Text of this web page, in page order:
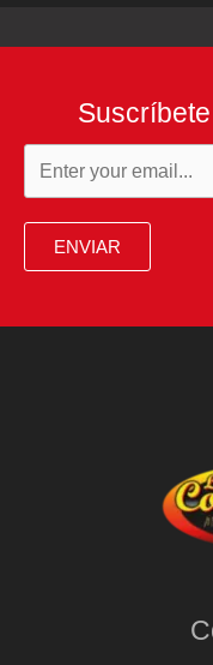
ENVIAR